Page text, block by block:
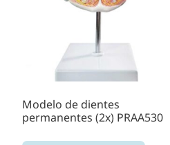
Modelo de dientes
permanentes (2x) PRAA530